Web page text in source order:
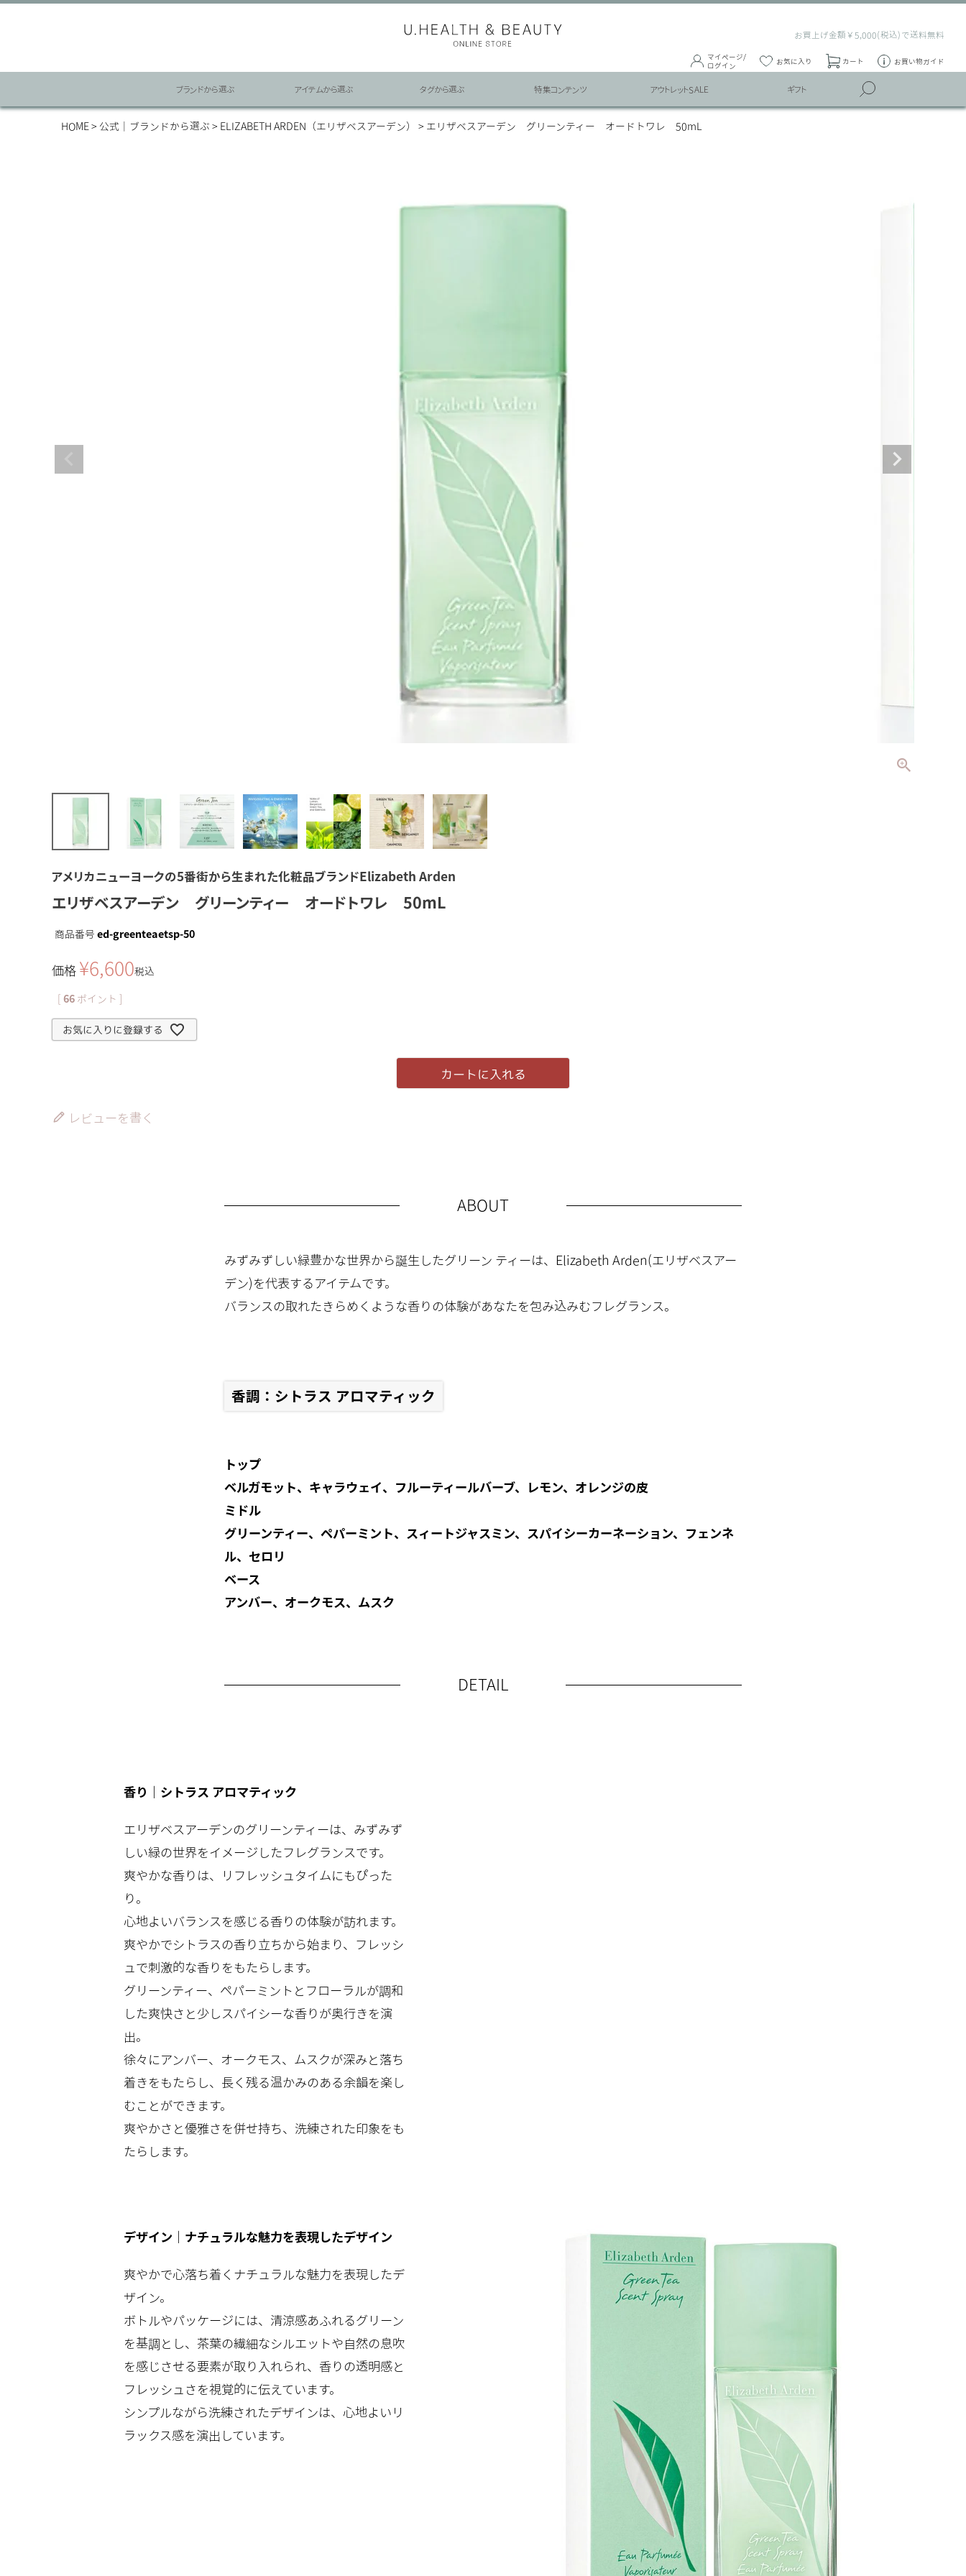
お買上げ金額￥5,000(税込)で送料無料
マイページ/
ログイン
お気に入り カート お買い物ガイド
ブランドから選ぶ アイテムから選ぶ タグから選ぶ 特集コンテンツ アウトレットSALE ギフト
HOME 公式｜ブランドから選ぶ ELIZABETH ARDEN（エリザベスアーデン） エリザベスアーデン グリーンティー オードトワレ 50mL
アメリカニューヨークの5番街から生まれた化粧品ブランドElizabeth Arden
エリザベスアーデン グリーンティー オードトワレ 50mL
商品番号 ed-greenteaetsp-50
価格 ¥6,600税込
66 ポイント ]
お気に入りに登録する
カートに入れる
レビューを書く
ABOUT
みずみずしい緑豊かな世界から誕生したグリーン ティーは、Elizabeth Arden(エリザベスアー
デン)を代表するアイテムです。
バランスの取れたきらめくような香りの体験があなたを包み込みむフレグランス。
香調：シトラス アロマティック
トップ
ベルガモット、キャラウェイ、フルーティールバーブ、レモン、オレンジの皮
ミドル
グリーンティー、ペパーミント、スィートジャスミン、スパイシーカーネーション、フェンネ
ル、セロリ
ベース
アンバー、オークモス、ムスク
DETAIL
香り｜シトラス アロマティック
エリザベスアーデンのグリーンティーは、みずみず
しい緑の世界をイメージしたフレグランスです。
爽やかな香りは、リフレッシュタイムにもぴった
り。
心地よいバランスを感じる香りの体験が訪れます。
爽やかでシトラスの香り立ちから始まり、フレッシ
ュで刺激的な香りをもたらします。
グリーンティー、ペパーミントとフローラルが調和
した爽快さと少しスパイシーな香りが奥行きを演
出。
徐々にアンバー、オークモス、ムスクが深みと落ち
着きをもたらし、長く残る温かみのある余韻を楽し
むことができます。
爽やかさと優雅さを併せ持ち、洗練された印象をも
たらします。
デザイン｜ナチュラルな魅力を表現したデザイン
爽やかで心落ち着くナチュラルな魅力を表現したデ
ザイン。
ボトルやパッケージには、清涼感あふれるグリーン
を基調とし、茶葉の繊細なシルエットや自然の息吹
を感じさせる要素が取り入れられ、香りの透明感と
フレッシュさを視覚的に伝えています。
シンプルながら洗練されたデザインは、心地よいリ
ラックス感を演出しています。